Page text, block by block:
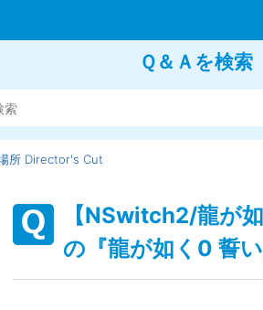
Ｑ＆Ａを検索
所 Director's Cut
【NSwitch2/龍が
の『龍が如く0 誓